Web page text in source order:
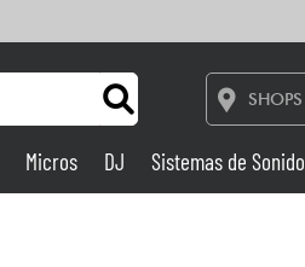
SHOPS
Micros DJ Sistemas de Sonido